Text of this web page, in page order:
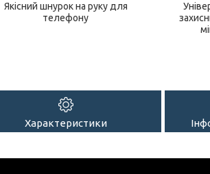
Якісний шнурок на руку для
телефону
Характеристики